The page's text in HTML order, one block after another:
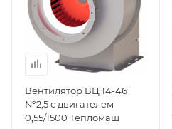
Вентилятор ВЦ 14-46
№2,5 с двигателем
0,55/1500 Тепломаш